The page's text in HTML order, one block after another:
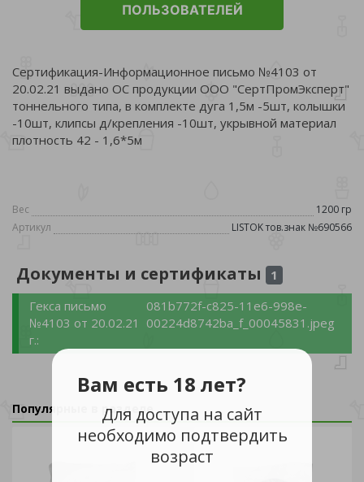
Вам есть 18 лет?
Для доступа на сайт
необходимо подтвердить
возраст
ПОЛЬЗОВАТЕЛЕЙ
Сертификация-Информационное письмо №4103 от
20.02.21 выдано ОС продукции ООО "СертПромЭксперт"
тоннельного типа, в комплекте дуга 1,5м -5шт, колышки
-10шт, клипсы д/крепления -10шт, укрывной материал
плотность 42 - 1,6*5м
Вес
1200 гр
Артикул
LISTOK тов.знак №690566
Документы и сертификаты
1
Гекса письмо
№4103 от 20.02.21
г.:
081b772f-c825-11e6-998e-
00224d8742ba_f_00045831.jpeg
Популярные в разделе